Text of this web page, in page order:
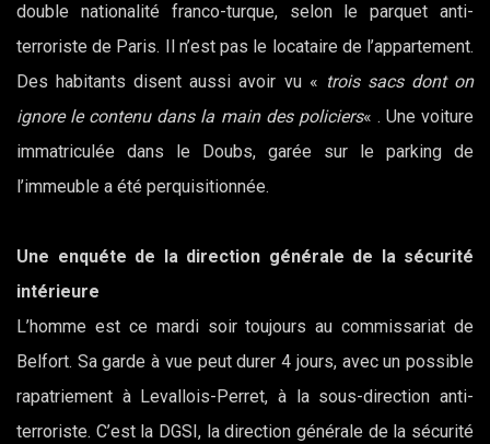
double nationalité franco-turque, selon le parquet anti-
terroriste de Paris. Il n’est pas le locataire de l’appartement.
Des habitants disent aussi avoir vu « trois sacs dont on
ignore le contenu dans la main des policiers« . Une voiture
immatriculée dans le Doubs, garée sur le parking de
l’immeuble a été perquisitionnée.
Une enquéte de la direction générale de la sécurité
intérieure
L’homme est ce mardi soir toujours au commissariat de
Belfort. Sa garde à vue peut durer 4 jours, avec un possible
rapatriement à Levallois-Perret, à la sous-direction anti-
terroriste. C’est la DGSI, la direction générale de la sécurité